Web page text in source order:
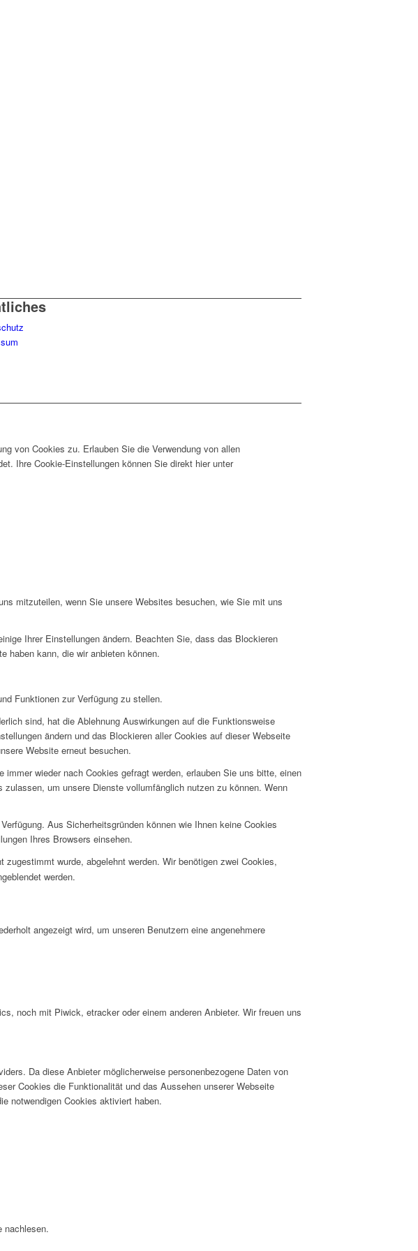
von Cookies zu. Erlauben Sie die Verwendung von allen
Ihre Cookie-Einstellungen können Sie direkt hier unter
mitzuteilen, wenn Sie unsere Websites besuchen, wie Sie mit uns
Ihrer Einstellungen ändern. Beachten Sie, dass das Blockieren
haben kann, die wir anbieten können.
Funktionen zur Verfügung zu stellen.
sind, hat die Ablehnung Auswirkungen auf die Funktionsweise
ändern und das Blockieren aller Cookies auf dieser Webseite
Website erneut besuchen.
wieder nach Cookies gefragt werden, erlauben Sie uns bitte, einen
um unsere Dienste vollumfänglich nutzen zu können. Wenn
Aus Sicherheitsgründen können wie Ihnen keine Cookies
Ihres Browsers einsehen.
wurde, abgelehnt werden. Wir benötigen zwei Cookies,
werden.
angezeigt wird, um unseren Benutzern eine angenehmere
noch mit Piwick, etracker oder einem anderen Anbieter. Wir freuen uns
Da diese Anbieter möglicherweise personenbezogene Daten von
Cookies die Funktionalität und das Aussehen unserer Webseite
notwendigen Cookies aktiviert haben.
nachlesen.